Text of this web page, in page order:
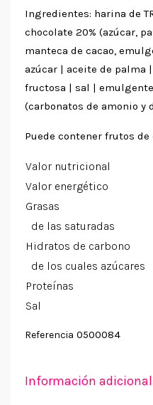
Ingredientes: harina de
chocolate 20% (azúcar,
manteca de cacao,
azúcar | aceite de palma
fructosa | sal |
(carbonatos de amonio y
Puede contener frutos de
Valor nutricional
Valor energético
Grasas
de las saturadas
Hidratos de carbono
de los cuales azúcares
Proteínas
Sal
Referencia 0500084
Información adicional